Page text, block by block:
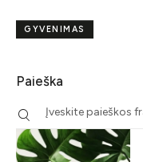
GYVENIMAS
Paieška